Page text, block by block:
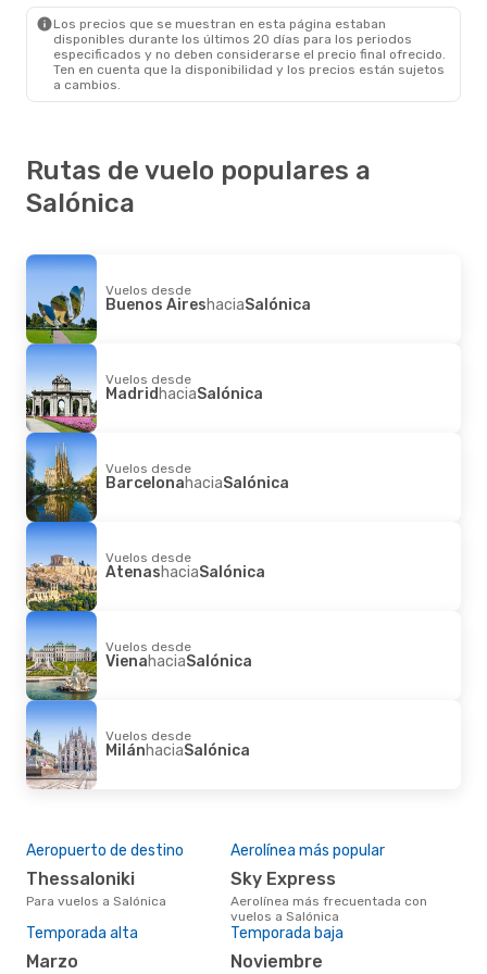
Los precios que se muestran en esta página estaban
disponibles durante los últimos 20 días para los periodos
especificados y no deben considerarse el precio final ofrecido.
Ten en cuenta que la disponibilidad y los precios están sujetos
a cambios.
Rutas de vuelo populares a
Salónica
Vuelos desde
Buenos AireshaciaSalónica
Vuelos desde
MadridhaciaSalónica
Vuelos desde
BarcelonahaciaSalónica
Vuelos desde
AtenashaciaSalónica
Vuelos desde
VienahaciaSalónica
Vuelos desde
MilánhaciaSalónica
Aeropuerto de destino
Thessaloniki
Para vuelos a Salónica
Aerolínea más popular
Sky Express
Aerolínea más frecuentada con
vuelos a Salónica
Temporada alta
marzo
Temporada baja
noviembre